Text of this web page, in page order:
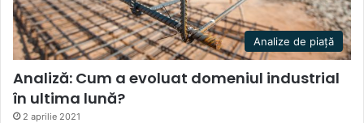
Analize de piață
Analiză: Cum a evoluat domeniul industrial
în ultima lună?
2 aprilie 2021